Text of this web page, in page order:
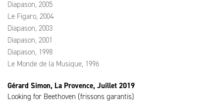
Diapason, 2005
Le Figaro, 2004
Diapason, 2003
Diapason, 2001
Diapason, 1998
Le Monde de la Musique, 1996
Gérard Simon, La Provence, Juillet 2019
Looking for Beethoven (frissons garantis)